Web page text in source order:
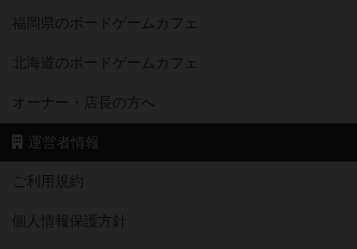
福岡県のボードゲームカフェ
北海道のボードゲームカフェ
オーナー・店長の方へ
運営者情報
ご利用規約
個人情報保護方針